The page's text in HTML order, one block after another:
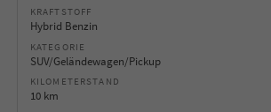
KRAFTSTOFF
Hybrid Benzin
KATEGORIE
SUV/Geländewagen/Pickup
KILOMETERSTAND
10 km